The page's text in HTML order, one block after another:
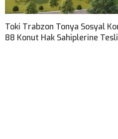
Toki Trabzon Tonya Sosyal
88 Konut Hak Sahiplerine